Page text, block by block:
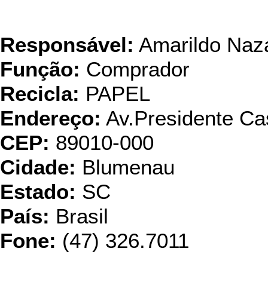
Responsável: Amarildo
Função: Comprador
Recicla: PAPEL
Endereço: Av.Presidente
CEP: 89010-000
Cidade: Blumenau
Estado: SC
País: Brasil
Fone: (47) 326.7011